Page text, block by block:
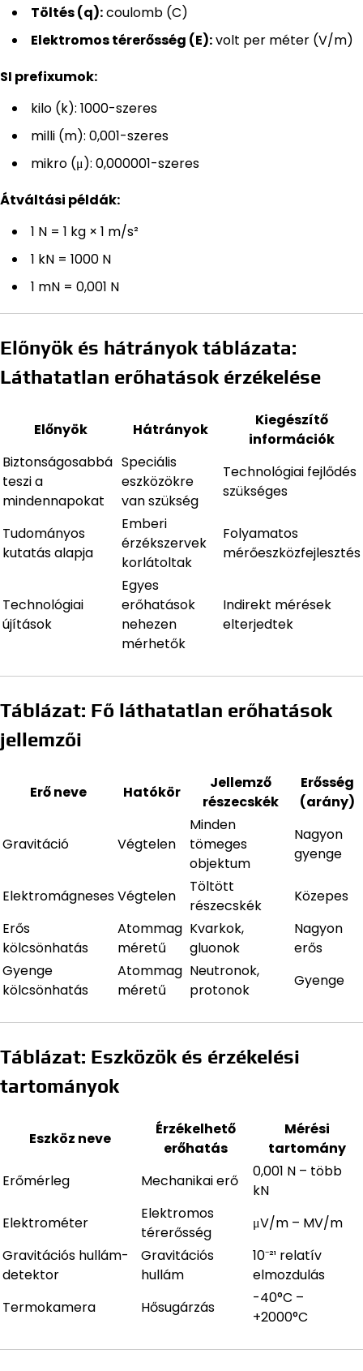
Töltés (q):coulomb (C)
Elektromos térerősség (E):volt per méter (V/m)
SI prefixumok:
kilo (k): 1000-szeres
milli (m): 0,001-szeres
mikro (μ): 0,000001-szeres
Átváltási példák:
1 N = 1 kg × 1 m/s²
1 kN = 1000 N
1 mN = 0,001 N
Előnyök és hátrányok táblázata:
Láthatatlan erőhatások érzékelése
Előnyök Hátrányok
Kiegészítő
információk
Biztonságosabbá
teszi a
mindennapokat
Speciális
eszközökre
van szükség
Technológiai fejlődés
szükséges
Tudományos
kutatás alapja
Emberi
érzékszervek
korlátoltak
Folyamatos
mérőeszközfejlesztés
Technológiai
újítások
Egyes
erőhatások
nehezen
mérhetők
Indirekt mérések
elterjedtek
Táblázat: Fő láthatatlan erőhatások
jellemzői
Erő neve Hatókör
Jellemző
részecskék
Erősség
(arány)
Gravitáció Végtelen
Minden
tömeges
objektum
Nagyon
gyenge
ElektromágnesesVégtelen
Töltött
részecskék
Közepes
Erős
kölcsönhatás
Atommag
méretű
Kvarkok,
gluonok
Nagyon
erős
Gyenge
kölcsönhatás
Atommag
méretű
Neutronok,
protonok
Gyenge
Táblázat: Eszközök és érzékelési
tartományok
Eszköz neve
Érzékelhető
erőhatás
Mérési
tartomány
Erőmérleg
Mechanikai erő
0,001 N – több
kN
Elektrométer
Elektromos
térerősség
μV/m – MV/m
Gravitációs hullám-
detektor
Gravitációs
hullám
10⁻²¹ relatív
elmozdulás
Termokamera
Hősugárzás
-40°C –
+2000°C